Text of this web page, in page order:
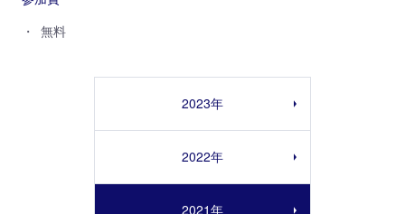
無料
2023年
2022年
2021年